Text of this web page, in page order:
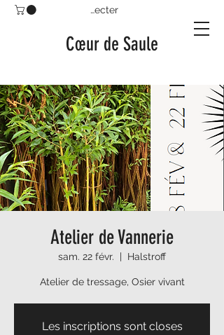
Se connecter
Cœur de Saule
Atelier de Vannerie
sam. 22 févr.
  |
Halstroff
Atelier de tressage, Osier vivant
Les inscriptions sont closes